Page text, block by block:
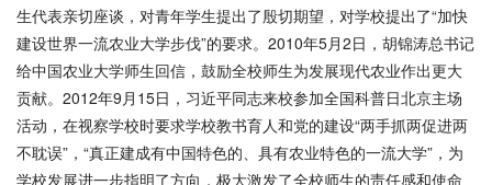
生代表亲切座谈，对青年学生提出了殷切期望，对学校提出了“加快
建设世界一流农业大学步伐”的要求。2010年5月2日，胡锦涛总书记
给中国农业大学师生回信，鼓励全校师生为发展现代农业作出更大
贡献。2012年9月15日，习近平同志来校参加全国科普日北京主场
活动，在视察学校时要求学校教书育人和党的建设“两手抓两促进两
不耽误”，“真正建成有中国特色的、具有农业特色的一流大学”，为
学校发展进一步指明了方向，极大激发了全校师生的责任感和使命